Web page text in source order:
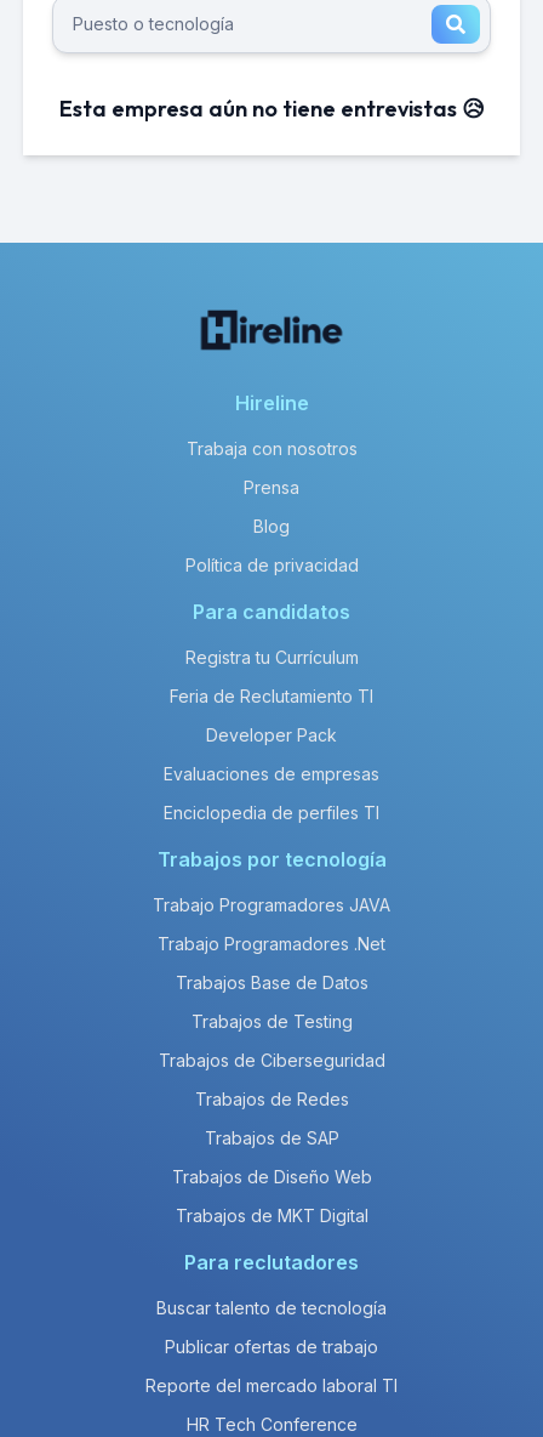
Esta empresa aún no tiene entrevistas 😥
Hireline
Trabaja con nosotros
Prensa
Blog
Política de privacidad
Para candidatos
Registra tu Currículum
Feria de Reclutamiento TI
Developer Pack
Evaluaciones de empresas
Enciclopedia de perfiles TI
Trabajos por tecnología
Trabajo Programadores JAVA
Trabajo Programadores .Net
Trabajos Base de Datos
Trabajos de Testing
Trabajos de Ciberseguridad
Trabajos de Redes
Trabajos de SAP
Trabajos de Diseño Web
Trabajos de MKT Digital
Para reclutadores
Buscar talento de tecnología
Publicar ofertas de trabajo
Reporte del mercado laboral TI
HR Tech Conference